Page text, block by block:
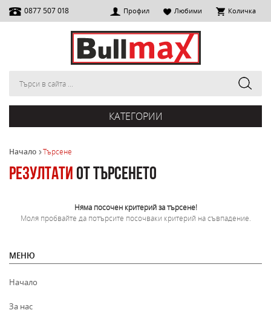
0877 507 018 Профил Любими Количка
КАТЕГОРИИ
Начало Търсене
Резултати от търсенето
Няма посочен критерий за търсене!
Моля пробвайте да потърсите посочваки критерий на съвпадение.
МЕНЮ
Начало
За нас